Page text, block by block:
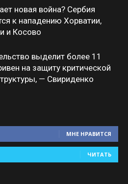
новая война? Сербия
к нападению Хорватии,
и Косово
выделит более 11
на защиту критической
— Свириденко
МНЕ НРАВИТСЯ
ЧИТАТЬ